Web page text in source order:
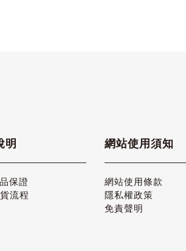
明
保證
流程
網站使用須知
網站使用條款
隱私權政策
免責聲明